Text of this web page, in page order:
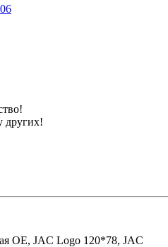
других!
OE, JAC Logo 120*78, JAC